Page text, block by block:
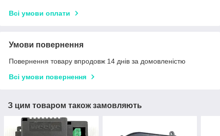
Всі умови оплати
Умови повернення
Повернення товару впродовж 14 днів за домовленістю
Всі умови повернення
З цим товаром також замовляють